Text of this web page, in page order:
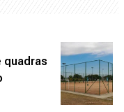
quadras